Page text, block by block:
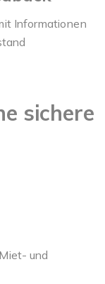
Informationen
sichere
und